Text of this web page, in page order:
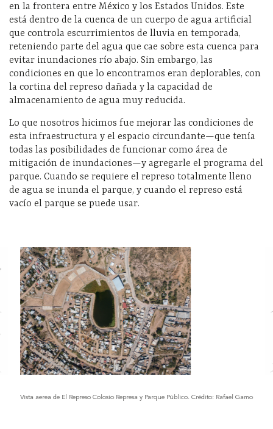
en la frontera entre México y los Estados Unidos. Este
está dentro de la cuenca de un cuerpo de agua artificial
que controla escurrimientos de lluvia en temporada,
reteniendo parte del agua que cae sobre esta cuenca para
evitar inundaciones río abajo. Sin embargo, las
condiciones en que lo encontramos eran deplorables, con
la cortina del represo dañada y la capacidad de
almacenamiento de agua muy reducida.
Lo que nosotros hicimos fue mejorar las condiciones de
esta infraestructura y el espacio circundante—que tenía
todas las posibilidades de funcionar como área de
mitigación de inundaciones—y agregarle el programa del
parque. Cuando se requiere el represo totalmente lleno
de agua se inunda el parque, y cuando el represo está
vacío el parque se puede usar.
Vista aerea de El Represo Colosio Represa y Parque Público. Crédito: Rafael Gamo